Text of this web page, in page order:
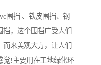
围挡 、铁皮围挡、钢
，这个围挡广受人们
来美观大方，让人们
觉!主要用在工地绿化环